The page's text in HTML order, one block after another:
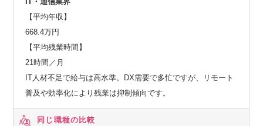
【平均年収】
668.4万円
【平均残業時間】
21時間／月
IT人材不足で給与は高水準。DX需要で多忙ですが、リモート
普及や効率化により残業は抑制傾向です。
同じ職種の比較